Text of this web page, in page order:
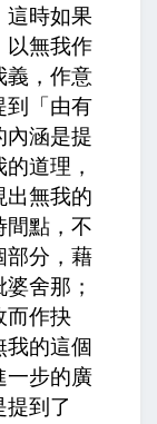
這時如果
以無我作
義，作意
到「由有
內涵是提
道理，
出無我的
間點，不
部分，藉
舍那；
而作抉
的這個
一步的廣
到了